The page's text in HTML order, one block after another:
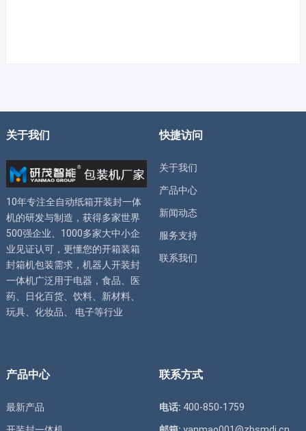
关于我们
10年专注全自动纸箱开装封一体
机的研发与制造，获得多家世界
500强企业、1000多家大中小企
业见证认可，更懂您的开箱装箱
封箱机包装需求， 机器人开装封
一体机广泛用于电器，食品、医
药、日化百货、饮料、新材料、
玩具、化妆品、 电子等行业
快捷访问
关于我们
产品中心
新闻动态
服务支持
联系我们
产品中心
最新产品
联系方式
电话: 400-850-1759